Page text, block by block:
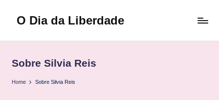
O Dia da Liberdade
Lifestyle
Sobre Silvia Reis
Home Sobre Silvia Reis